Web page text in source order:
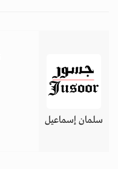
سلمان إسماعيل